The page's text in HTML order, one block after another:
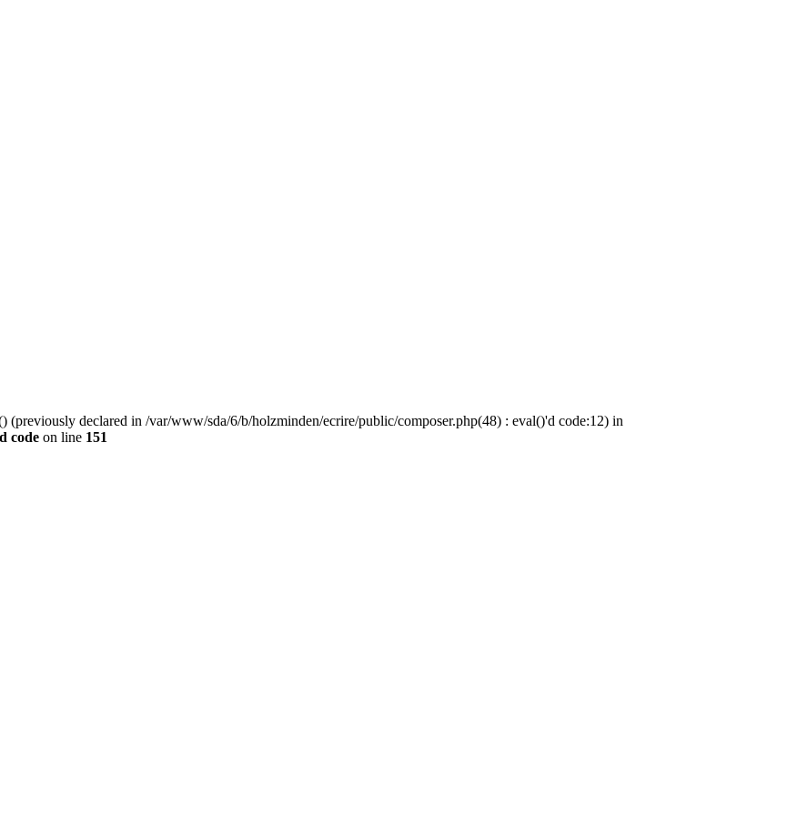
(previously declared in /var/www/sda/6/b/holzminden/ecrire/public/composer.php(48) : eval()'d code:12) in
code on line 151